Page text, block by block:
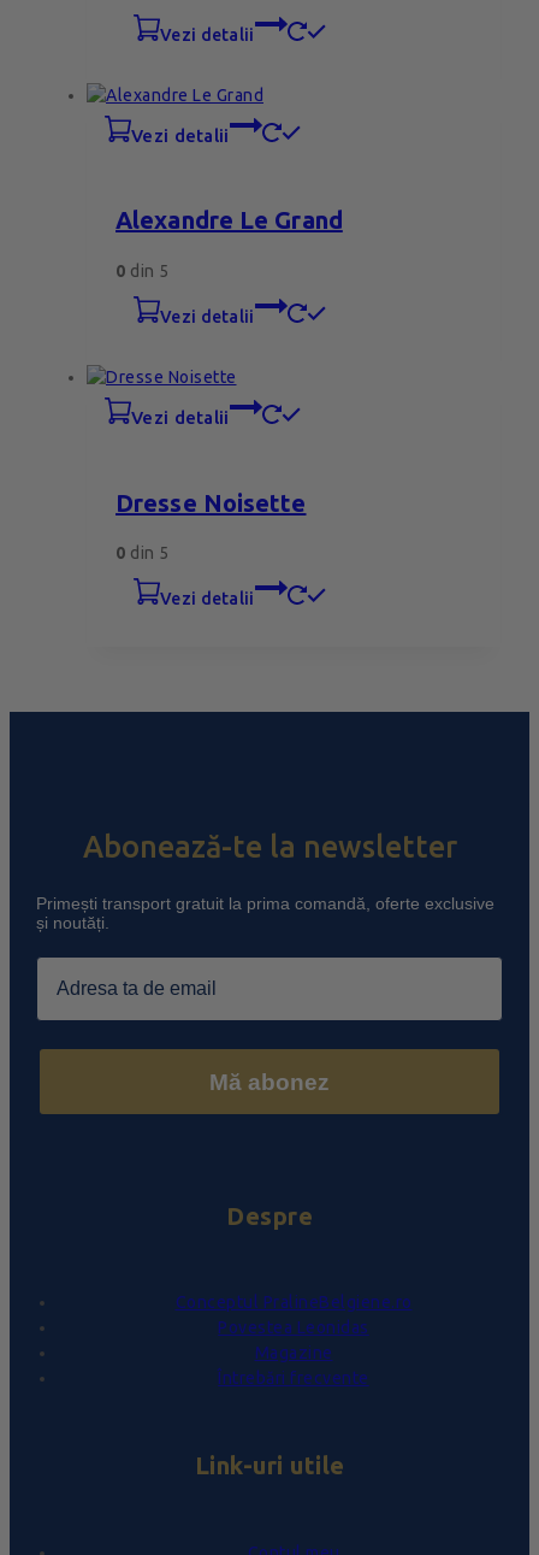
vezi detalii
vezi detalii
Alexandre Le Grand
0 din 5
vezi detalii
vezi detalii
Dresse Noisette
0 din 5
vezi detalii
Abonează-te la newsletter
Primești transport gratuit la prima comandă, oferte exclusive
și noutăți.
Email
Mă abonez
Despre
Conceptul PralineBelgiene.ro
Povestea Leonidas
Magazine
Întrebări frecvente
Link-uri utile